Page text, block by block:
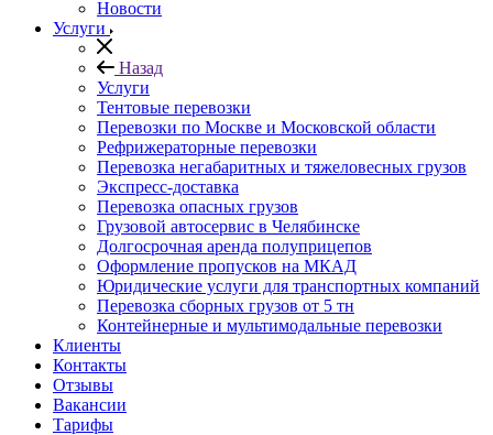
Новости
Услуги
Назад
Услуги
Тентовые перевозки
Перевозки по Москве и Московской области
Рефрижераторные перевозки
Перевозка негабаритных и тяжеловесных грузов
Экспресс-доставка
Перевозка опасных грузов
Грузовой автосервис в Челябинске
Долгосрочная аренда полуприцепов
Оформление пропусков на МКАД
Юридические услуги для транспортных компаний
Перевозка сборных грузов от 5 тн
Контейнерные и мультимодальные перевозки
Клиенты
Контакты
Отзывы
Вакансии
Тарифы